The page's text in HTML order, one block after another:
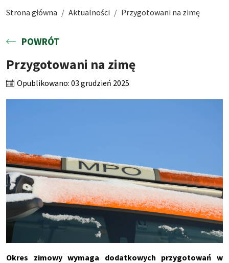
Strona główna Aktualności Przygotowani na zimę
POWRÓT
Przygotowani na zimę
Opublikowano: 03 grudzień 2025
Okres zimowy wymaga dodatkowych przygotowań w